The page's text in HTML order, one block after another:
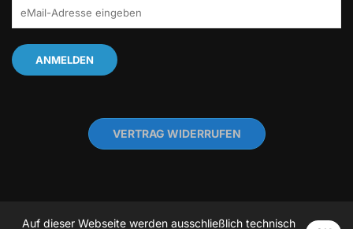
VERTRAG WIDERRUFEN
Auf dieser Webseite werden ausschließlich technisch